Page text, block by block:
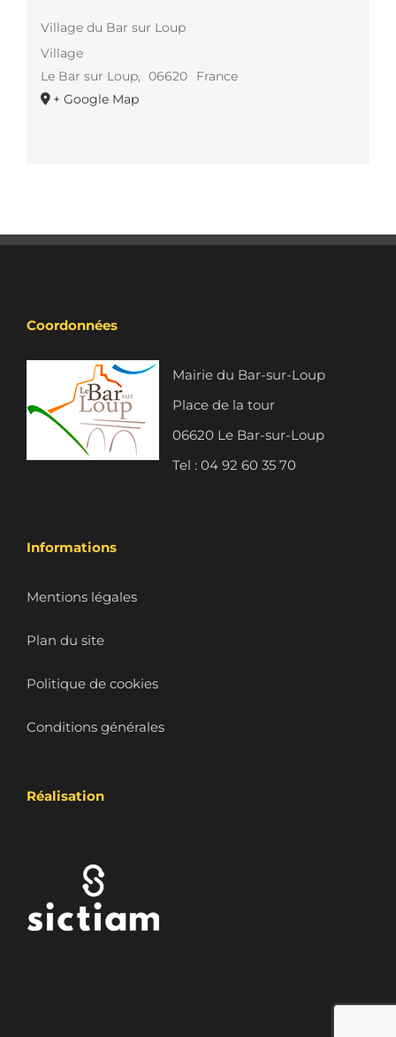
Village du Bar sur Loup
Village
Le Bar sur Loup, 06620
France
+ Google Map
Coordonnées
Mairie du Bar-sur-Loup
Place de la tour
06620 Le Bar-sur-Loup
Tel : 04 92 60 35 70
Informations
Mentions légales
Plan du site
Politique de cookies
Conditions générales
Réalisation